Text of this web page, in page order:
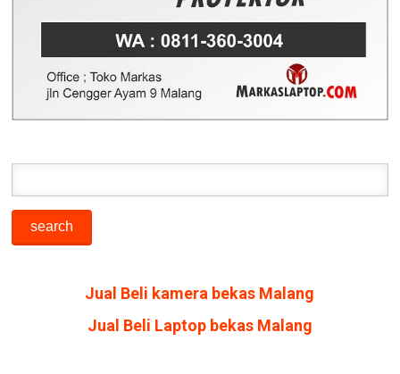
Jual Beli kamera bekas Malang
Jual Beli Laptop bekas Malang